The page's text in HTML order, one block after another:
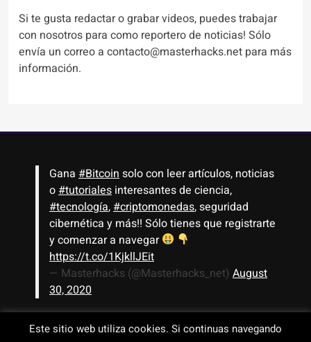
Si te gusta redactar o grabar videos, puedes trabajar
con nosotros para como reportero de noticias! Sólo
envía un correo a contacto@masterhacks.net para más
información.
Gana #Bitcoin solo con leer artículos, noticias
o #tutoriales interesantes de ciencia,
#tecnología, #criptomonedas, seguridad
cibernética y más!! Sólo tienes que registrarte
y comenzar a navegar
https://t.co/1KjkllJEit
— Masterhacks (@Masterhacks_net) August
30, 2020
Este sitio web utiliza cookies. Si continuas navegando